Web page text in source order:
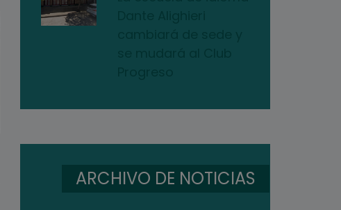
ARCHIVO DE NOTICIAS